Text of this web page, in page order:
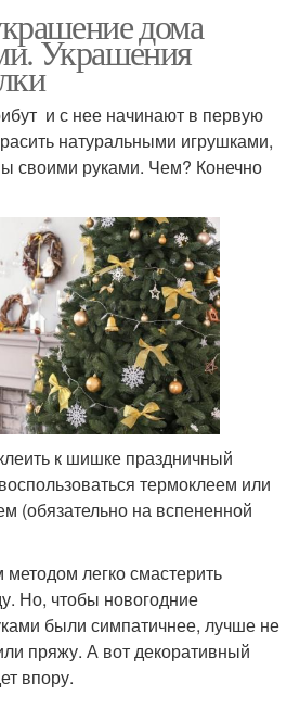
дома
Украшения
и с нее начинают в первую
натуральными игрушками,
своими руками. Чем? Конечно
к шишке праздничный
термоклеем или
(обязательно на вспененной
легко смастерить
Но, чтобы новогодние
были симпатичнее, лучше не
пряжу. А вот декоративный
впору.